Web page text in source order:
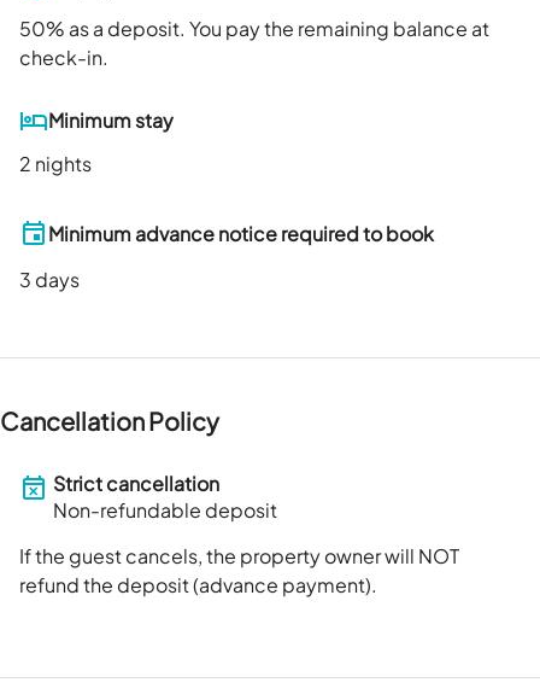
50% as a deposit. You pay the remaining balance at
check-in.
Minimum stay
2 nights
Minimum advance notice required to book
3 days
Cancellation Policy
Strict cancellation
Non-refundable deposit
If the guest cancels, the property owner will NOT
refund the deposit (advance payment).